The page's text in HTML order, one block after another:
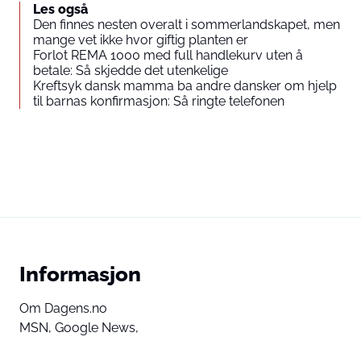
Les også
Den finnes nesten overalt i sommerlandskapet, men
mange vet ikke hvor giftig planten er
Forlot REMA 1000 med full handlekurv uten å
betale: Så skjedde det utenkelige
Kreftsyk dansk mamma ba andre dansker om hjelp
til barnas konfirmasjon: Så ringte telefonen
Informasjon
Om Dagens.no
MSN, Google News,